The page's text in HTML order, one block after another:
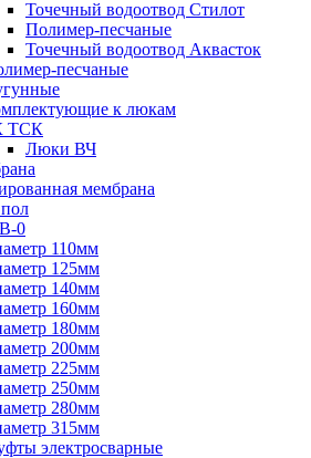
Точечный водоотвод Стилот
Полимер-песчаные
Точечный водоотвод Аквасток
песчаные
к люкам
ТСК
Люки ВЧ
мембрана
0
110мм
125мм
140мм
160мм
180мм
200мм
225мм
250мм
280мм
315мм
электросварные